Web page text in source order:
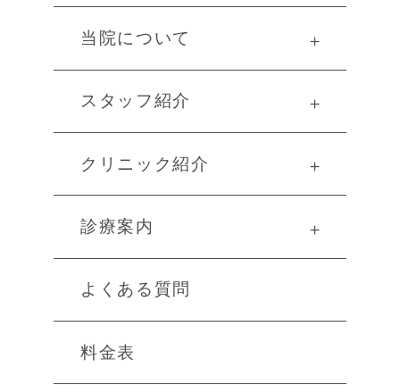
当院について ＋
スタッフ紹介 ＋
クリニック紹介 ＋
診療案内 ＋
よくある質問
料金表